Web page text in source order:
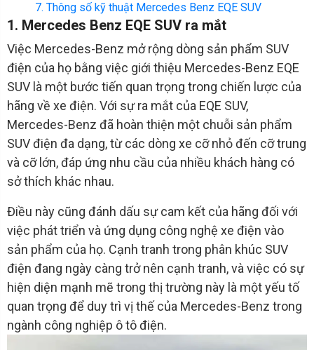
7. Thông số kỹ thuật Mercedes Benz EQE SUV
1. Mercedes Benz EQE SUV ra mắt
Việc Mercedes-Benz mở rộng dòng sản phẩm SUV
điện của họ bằng việc giới thiệu Mercedes-Benz EQE
SUV là một bước tiến quan trọng trong chiến lược của
hãng về xe điện. Với sự ra mắt của EQE SUV,
Mercedes-Benz đã hoàn thiện một chuỗi sản phẩm
SUV điện đa dạng, từ các dòng xe cỡ nhỏ đến cỡ trung
và cỡ lớn, đáp ứng nhu cầu của nhiều khách hàng có
sở thích khác nhau.
Điều này cũng đánh dấu sự cam kết của hãng đối với
việc phát triển và ứng dụng công nghệ xe điện vào
sản phẩm của họ. Cạnh tranh trong phân khúc SUV
điện đang ngày càng trở nên cạnh tranh, và việc có sự
hiện diện mạnh mẽ trong thị trường này là một yếu tố
quan trọng để duy trì vị thế của Mercedes-Benz trong
ngành công nghiệp ô tô điện.